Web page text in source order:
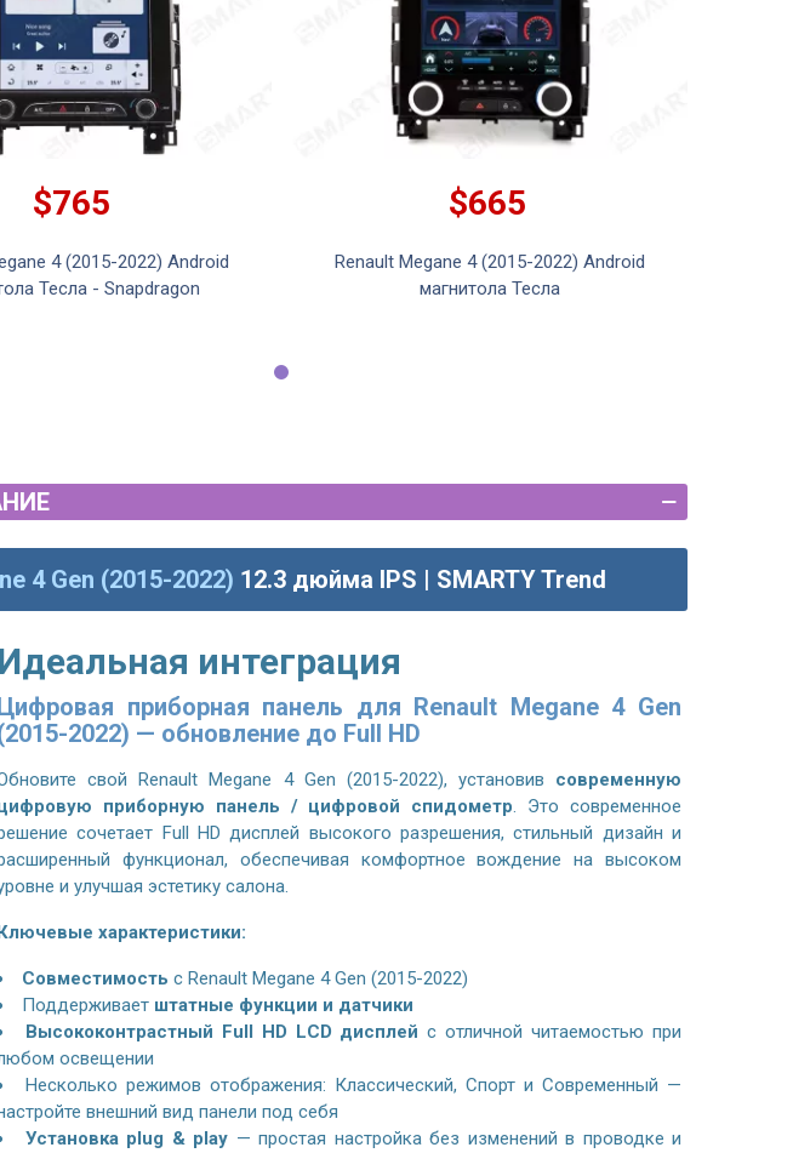
$765
4 (2015-2022) Android
Тесла - Snapdragon
$665
Renault Megane 4 (2015-2022) Android
магнитола Тесла
4 Gen (2015-2022) 12.3 дюйма IPS | SMARTY Trend
Идеальная интеграция
приборная панель для Renault Megane 4 Gen
2022) — обновление до Full HD
свой Renault Megane 4 Gen (2015-2022), установив современную
приборную панель / цифровой спидометр. Это современное
сочетает Full HD дисплей высокого разрешения, стильный дизайн и
функционал, обеспечивая комфортное вождение на высоком
и улучшая эстетику салона.
Ключевые характеристики:
Совместимость с Renault Megane 4 Gen (2015-2022)
Поддерживает штатные функции и датчики
Высококонтрастный Full HD LCD дисплей с отличной читаемостью при
освещении
Несколько режимов отображения: Классический, Спорт и Современный —
внешний вид панели под себя
Установка plug & play — простая настройка без изменений в проводке и